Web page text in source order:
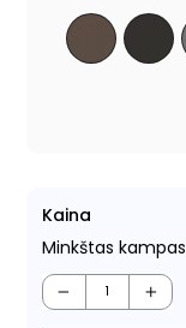
Kaina
Minkštas
− +